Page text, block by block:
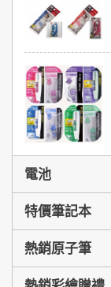
電池
特價筆記本
熱銷原子筆